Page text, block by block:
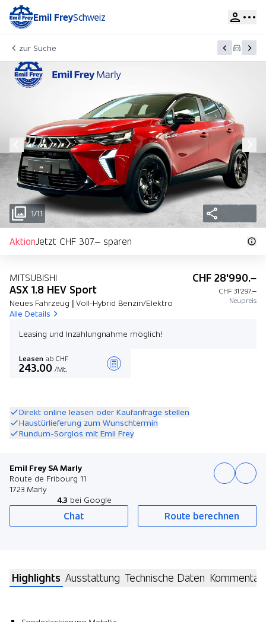
Emil FreySchweiz
zur Suche
1/11
AktionJetzt CHF 307.– sparen
MITSUBISHI
ASX 1.8 HEV Sport
Neues Fahrzeug | Voll-Hybrid Benzin/Elektro
Alle Details
CHF 28'990.–
CHF 31'297.–
Neupreis
Leasing und Inzahlungnahme möglich!
Leasen ab CHF
243.00 /Mt.
Direkt online leasen oder Kaufanfrage stellen
Haustürlieferung zum Wunschtermin
Rundum-Sorglos mit Emil Frey
Emil Frey SA Marly
Route de Fribourg 11
1723 Marly
4.3 bei Google
Chat Route berechnen
Highlights Ausstattung Technische Daten Kommentar